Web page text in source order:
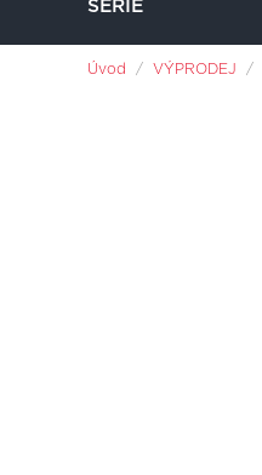
SÉRIE
Jsi tady:
Úvod VÝPRODEJ